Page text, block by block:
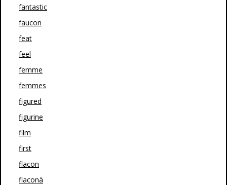
fantastic
faucon
feat
feel
femme
femmes
figured
figurine
film
first
flacon
flaconà